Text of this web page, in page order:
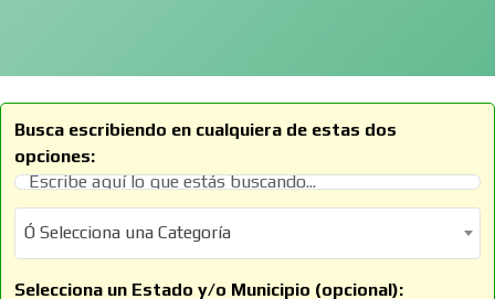
Busca escribiendo en cualquiera de estas dos
opciones:
Ó Selecciona una Categoría
Ó Selecciona una Categoría
Selecciona un Estado y/o Municipio (opcional):